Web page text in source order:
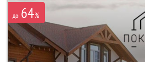
до 64%